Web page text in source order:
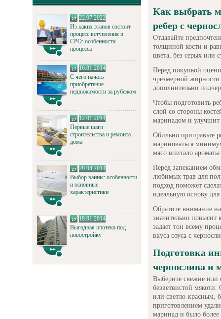
22.07.2022
Из каких этапов состоит
процесс вступления в
СРО: особенности
процесса
16.01.2014
С чего начать
приобретение
недвижимости за рубежом
12.01.2014
Первые шаги
строительства и ремонта
дома
28.04.2014
Выбор ванны: особенности
и основные
характеристики
18.01.2014
Выгодная ипотека под
новостройку
Как выбрать
ребер с
Отдавайте
толщиной кости и
цвета, без серых или
Перед покупкой
чрезмерной
дополнительно
Чтобы подготовить
слой со стороны
маринадом и улучшит
Обильно приправьте
мариноваться
мясо впитало
Перед запеканием
любимых трав для
подход поможет
идеальную основу
Обратите внимание
значительно повысит
задает тон всему
вкуса соуса с
Подготовка
чернослива и
Выберите свежие или
безветвистой
или светло-красным,
приготовлением
маринад и было